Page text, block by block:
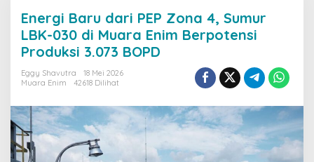
e
r
g
i
u
d
Energi Baru dari PEP Zona 4, Sumur
LBK-030 di Muara Enim Berpotensi
Produksi 3.073 BOPD
Eggy Shavutra
18 Mei 2026
Muara Enim
42618 Dilihat